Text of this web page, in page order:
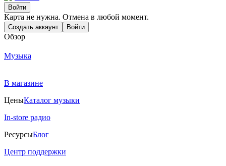
Войти
Карта не нужна. Отмена в любой момент.
Создать аккаунт Войти
Обзор
Музыка
В магазине
ЦеныКаталог музыки
In-store радио
РесурсыБлог
Центр поддержки